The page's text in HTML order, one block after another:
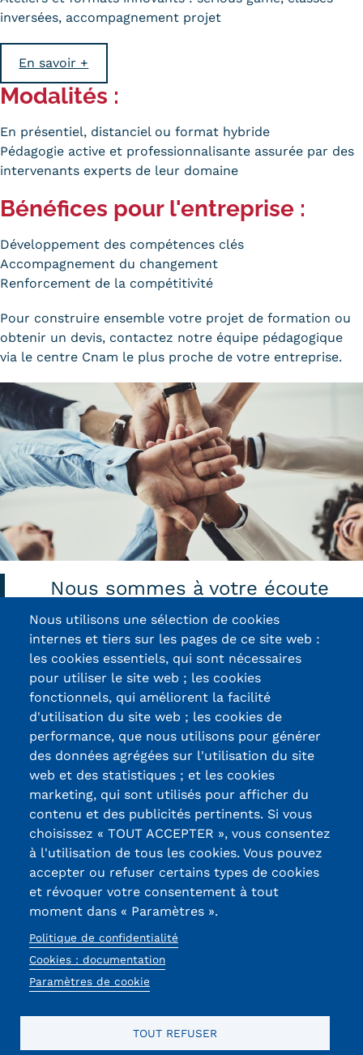
FAQ
Lexique
Téléchargements
Le Cnam ICSV
Erasmus
Règlement intérieur
Infos élèves
Modalités d'inscription
Tarifs
Modalités de financement
Infos entreprises
Former ses salariés
Accueillir un alternant ?
Taxe d'apprentissage
Infos enseignants
Être enseignant au Cnam
Infos partenaires
Liste des partenaires
Communication
Kits communications Cnam
Prospect
Fiche contact salons, forums,
JPO
inversées, accompagnement projet
En savoir +
Modalités :
En présentiel, distanciel ou format hybride
Pédagogie active et professionnalisante assurée par des
intervenants experts de leur domaine
Bénéfices pour l'entreprise :
Développement des compétences clés
Accompagnement du changement
Renforcement de la compétitivité
Pour construire ensemble votre projet de formation ou
obtenir un devis, contactez notre équipe pédagogique
via le centre Cnam le plus proche de votre entreprise.
Nous sommes à votre écoute
Contactez-nous
13, Rue Ernest
Thierry-Mieg
90010 BELFORT
Cedex
03 84 58 33 10
Réseaux
sociaux
Certifications /
Labels qualité
Nous utilisons une sélection de cookies
internes et tiers sur les pages de ce site web :
les cookies essentiels, qui sont nécessaires
pour utiliser le site web ; les cookies
fonctionnels, qui améliorent la facilité
d'utilisation du site web ; les cookies de
performance, que nous utilisons pour générer
des données agrégées sur l'utilisation du site
web et des statistiques ; et les cookies
marketing, qui sont utilisés pour afficher du
contenu et des publicités pertinents. Si vous
choisissez « TOUT ACCEPTER », vous consentez
à l'utilisation de tous les cookies. Vous pouvez
accepter ou refuser certains types de cookies
et révoquer votre consentement à tout
moment dans « Paramètres ».
Politique de confidentialité
Cookies : documentation
Paramètres de cookie
TOUT REFUSER